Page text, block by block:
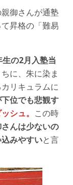
御さんが通塾
昇格の「難易
の2月入塾当
に、朱に染ま
リキュラムに
位でも悲観す
シュ。 この時
んは少ないの
みやすいと言